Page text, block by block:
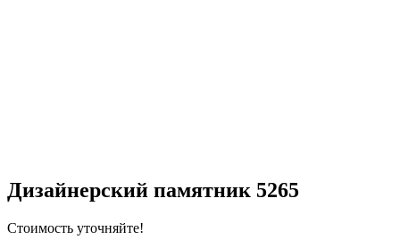
Дизайнерский памятник 5265
Стоимость уточняйте!